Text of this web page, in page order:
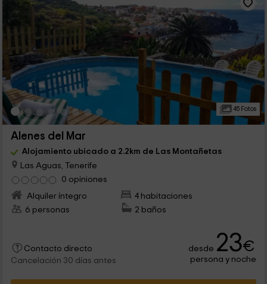
45 Fotos
Alenes del Mar
Alojamiento ubicado a 2.2km de Las Montañetas
Las Aguas, Tenerife
0 opiniones
Alquiler íntegro
4 habitaciones
6 personas
2 baños
Contacto directo
Cancelación 30 días antes
desde 23€
persona y noche